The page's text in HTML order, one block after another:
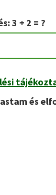
3 + 2 = ?
és